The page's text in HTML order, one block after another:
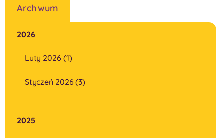
Archiwum
2026
Luty 2026 (1)
Styczeń 2026 (3)
2025